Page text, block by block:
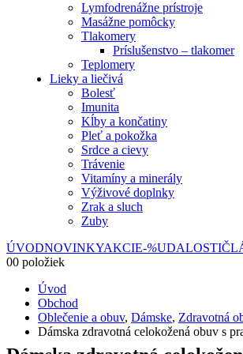
Lymfodrenážne prístroje
Masážne pomôcky
Tlakomery
Príslušenstvo – tlakomer
Teplomery
Lieky a liečivá
Bolesť
Imunita
Kĺby a končatiny
Pleť a pokožka
Srdce a cievy
Trávenie
Vitamíny a minerály
Výživové doplnky
Zrak a sluch
Zuby
ÚVODNOVINKYAKCIE-%UDALOSTI
00 položiek
Úvod
Obchod
Oblečenie a obuv, Dámske, Zdravotná
Dámska zdravotná celokožená obuv s